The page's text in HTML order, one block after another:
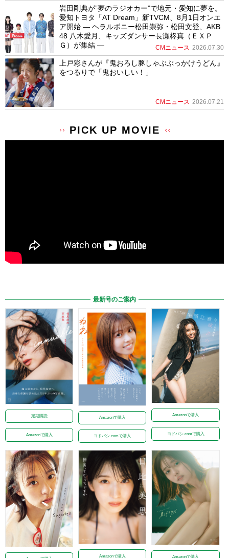
岩田剛典が”夢のラジオカー”で地元・愛知に夢を。
愛知トヨタ「AT Dream」新TVCM、8月1日オンエ
ア開始 ― ヘラルボニー松田崇弥・松田文登、AKB
48 八木愛月、キッズダンサー長瀬柊真（ＥＸＰ
Ｇ）が集結 ―
CMニュース 2026.07.30
上戸彩さんが『鬼おろし豚しゃぶぶっかけうどん』
をつるりで「鬼おいしい！」
CMニュース 2026.07.21
PICK UP MOVIE
最新号のご案内
定期購読
Amazonで購入
Amazonで購入
ヨドバシ.comで購入
Amazonで購入
ヨドバシ.comで購入
Amazonで購入 Amazonで購入